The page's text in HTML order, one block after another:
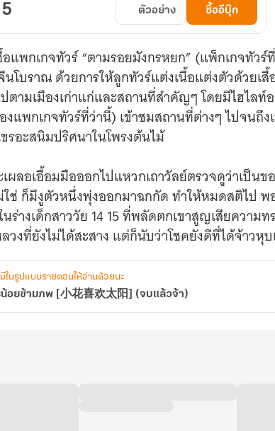
ตัวอย่าง ซื้ออีบุ๊ก
แพกเกจทัวร์ “ตามรอยมังกรหยก” (แพ็กเกจทัวร์
นโบราณ ด้วยการให้ลูกทัวร์แต่งเนื้อแต่งตัวด้วย
ปตามเมืองเก่าแก่และสถานที่สำคัญๆ โดยมีไฮไล
งแพกเกจทัวร์ที่ว่านี้) เข้าชมสถานที่ต่างๆ ไปจน
รอะสนิมปริศนาในโพรงต้นไม้
ผลอเอื้อมมือออกไปแหวกเถาวัลย์ตรวจดูว่าเป็น
ใช่ ก็มีงูตัวหนึ่งพุ่งออกมาฉกกัด ทำให้หมดสติไป
ร่างเด็กสาววัย 14 15 ที่พลัดตกเขาสูญเสียความ
งที่ยังไม่ได้สะสาง แต่ก็นับว่าโชคยังดีที่ได้จ้าวหุ
าเข้าตำรา “ผู้ชายในอุดมคติ” ของตัวเอง เก็บมา
กสาวคนนี้กำลังจะหายดี แต่หลังจากที่ฟื้นขึ้นมา ป
ขาเข้าไป เพื่อรักษาชีวิตน้อยๆ เอาไว้ มหกรรมต
ม้จะได้ความทรงจำกลับคืนมา ก็ไม่อาจลงจากเขา
เขาจะไม่ย่ำแย่ วันๆ ได้แต่กินๆ นอนๆ ตอนเบื่อๆ
ในรูปแบบรายตอนให้อ่านด้วยนะ
น้อยข้ามภพ [小花喜欢太阳] (จบแล้วจ้า)